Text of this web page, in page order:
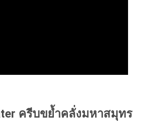
ครีบขย้ำคลั่งมหาสมุทร